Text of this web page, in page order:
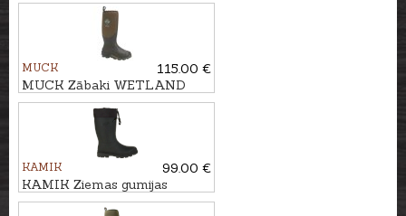
MUCK
115.00 €
MUCK Zābaki WETLAND
KAMIK
99.00 €
KAMIK Ziemas gumijas
zābaki ICEBREAKER